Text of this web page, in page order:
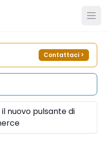
Contattaci >
nuovo pulsante di